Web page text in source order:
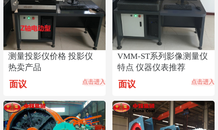
测量投影仪价格 投影仪
热卖产品
面议 点击进入
VMM-ST系列影像测量仪
特点 仪器仪表推荐
面议 点击进入